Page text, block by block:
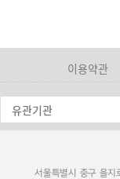
이용약관
서울특별시 중구 을